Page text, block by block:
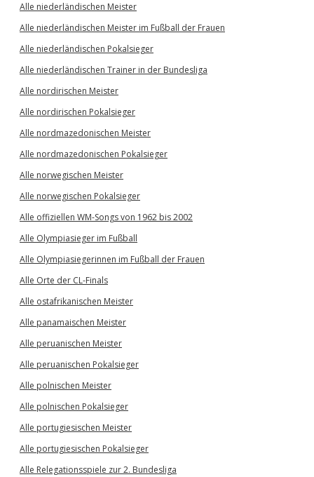
Alle niederländischen Meister
Alle niederländischen Meister im Fußball der Frauen
Alle niederländischen Pokalsieger
Alle niederländischen Trainer in der Bundesliga
Alle nordirischen Meister
Alle nordirischen Pokalsieger
Alle nordmazedonischen Meister
Alle nordmazedonischen Pokalsieger
Alle norwegischen Meister
Alle norwegischen Pokalsieger
Alle offiziellen WM-Songs von 1962 bis 2002
Alle Olympiasieger im Fußball
Alle Olympiasiegerinnen im Fußball der Frauen
Alle Orte der CL-Finals
Alle ostafrikanischen Meister
Alle panamaischen Meister
Alle peruanischen Meister
Alle peruanischen Pokalsieger
Alle polnischen Meister
Alle polnischen Pokalsieger
Alle portugiesischen Meister
Alle portugiesischen Pokalsieger
Alle Relegationsspiele zur 2. Bundesliga